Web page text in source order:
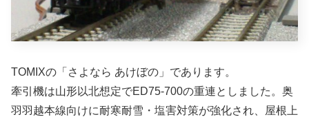
TOMIXの「さよなら あけぼの」であります。
牽引機は山形以北想定でED75-700の重連としました。奥
羽羽越本線向けに耐寒耐雪・塩害対策が強化され、屋根上